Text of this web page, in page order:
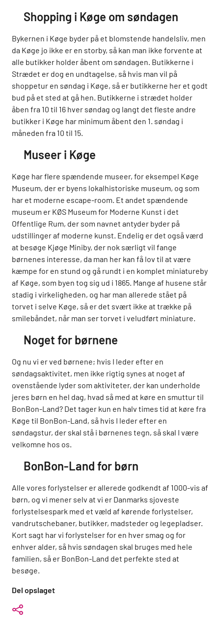
Del opslaget
Shopping i Køge om søndagen
Bykernen i Køge byder på et blomstende handelsliv, men
da Køge jo ikke er en storby, så kan man ikke forvente at
alle butikker holder åbent om søndagen. Butikkerne i
Strædet er dog en undtagelse, så hvis man vil på
shoppetur en søndag i Køge, så er butikkerne her et godt
bud på et sted at gå hen. Butikkerne i strædet holder
åben fra 10 til 16 hver søndag og langt det fleste andre
butikker i Køge har minimum åbent den 1. søndag i
måneden fra 10 til 15.
Museer i Køge
Køge har flere spændende museer, for eksempel Køge
Museum, der er byens lokalhistoriske museum, og som
har et moderne escape-room. Et andet spændende
museum er KØS Museum for Moderne Kunst i det
Offentlige Rum, der som navnet antyder byder på
udstillinger af moderne kunst. Endelig er det også værd
at besøge Kjøge Miniby, der nok særligt vil fange
børnenes interesse, da man her kan få lov til at være
kæmpe for en stund og gå rundt i en komplet miniatureby
af Køge, som byen tog sig ud i 1865. Mange af husene står
stadig i virkeligheden, og har man allerede stået på
torvet i selve Køge, så er det svært ikke at trække på
smilebåndet, når man ser torvet i veludført miniature.
Noget for børnene
Og nu vi er ved børnene; hvis I leder efter en
søndagsaktivitet, men ikke rigtig synes at noget af
ovenstående lyder som aktiviteter, der kan underholde
jeres børn en hel dag, hvad så med at køre en smuttur til
BonBon-Land? Det tager kun en halv times tid at køre fra
Køge til BonBon-Land, så hvis I leder efter en
søndagstur, der skal stå i børnenes tegn, så skal I være
velkomne hos os.
BonBon-Land for børn
Alle vores forlystelser er allerede godkendt af 1000-vis af
børn, og vi mener selv at vi er Danmarks sjoveste
forlystelsespark med et væld af kørende forlystelser,
vandrutschebaner, butikker, madsteder og legepladser.
Kort sagt har vi forlystelser for en hver smag og for
enhver alder, så hvis søndagen skal bruges med hele
familien, så er BonBon-Land det perfekte sted at
besøge.